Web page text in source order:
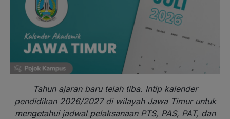
Tahun ajaran baru telah tiba. Intip kalender
pendidikan 2026/2027 di wilayah Jawa Timur untuk
mengetahui jadwal pelaksanaan PTS, PAS, PAT, dan